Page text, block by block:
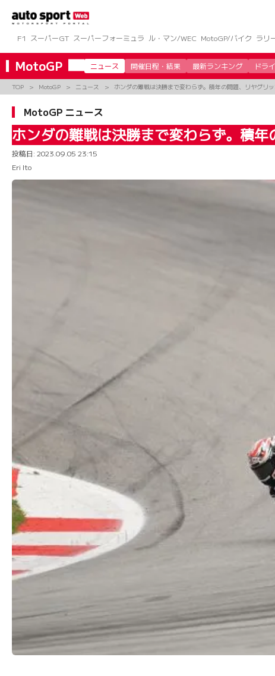
ツ
へ
ス
キ
ッ
F1
スーパーGT スーパーフォーミュラ ル・マン/WEC MotoGP/バイク ラリ
MotoGP ニュース 開催日程・結果 最新ランキング ドラ
TOP MotoGP ニュース ホンダの難戦は決勝まで変わらず。積年の問題、リヤグリ
MotoGP ニュース
ホンダの難戦は決勝まで変わらず。積
投稿日: 2023.09.05 23:15
Eri Ito